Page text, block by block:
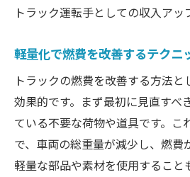
トラック運転手としての収入アッ
軽量化で燃費を改善するテクニ
トラックの燃費を改善する方法
効果的です。まず最初に見直すべ
ている不要な荷物や道具です。こ
で、車両の総重量が減少し、燃費
軽量な部品や素材を使用すること